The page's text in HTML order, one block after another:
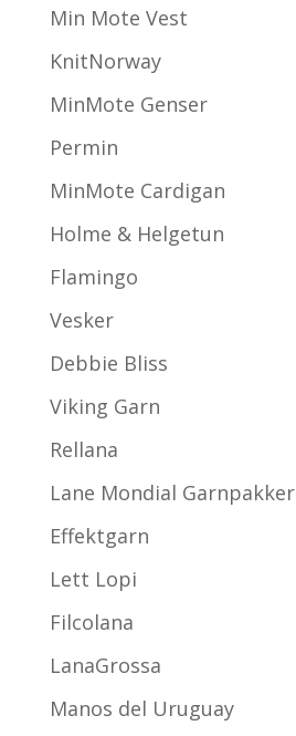
Min Mote Vest
KnitNorway
MinMote Genser
Permin
MinMote Cardigan
Holme & Helgetun
Flamingo
Vesker
Debbie Bliss
Viking Garn
Rellana
Lane Mondial Garnpakker
Effektgarn
Lett Lopi
Filcolana
LanaGrossa
Manos del Uruguay